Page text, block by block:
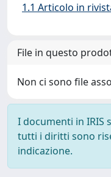
1.1 Articolo in
File in questo
Non ci sono file
I documenti in IRIS
tutti i diritti sono
indicazione.